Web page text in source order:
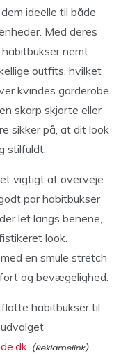
ideelle til både
Med deres
nemt
outfits, hvilket
kvindes garderobe.
skarp skjorte eller
sikker på, at dit look
stilfuldt.
vigtigt at overveje
par habitbukser
let langs benene,
look.
en smule stretch
og bevægelighed.
habitbukser til
.